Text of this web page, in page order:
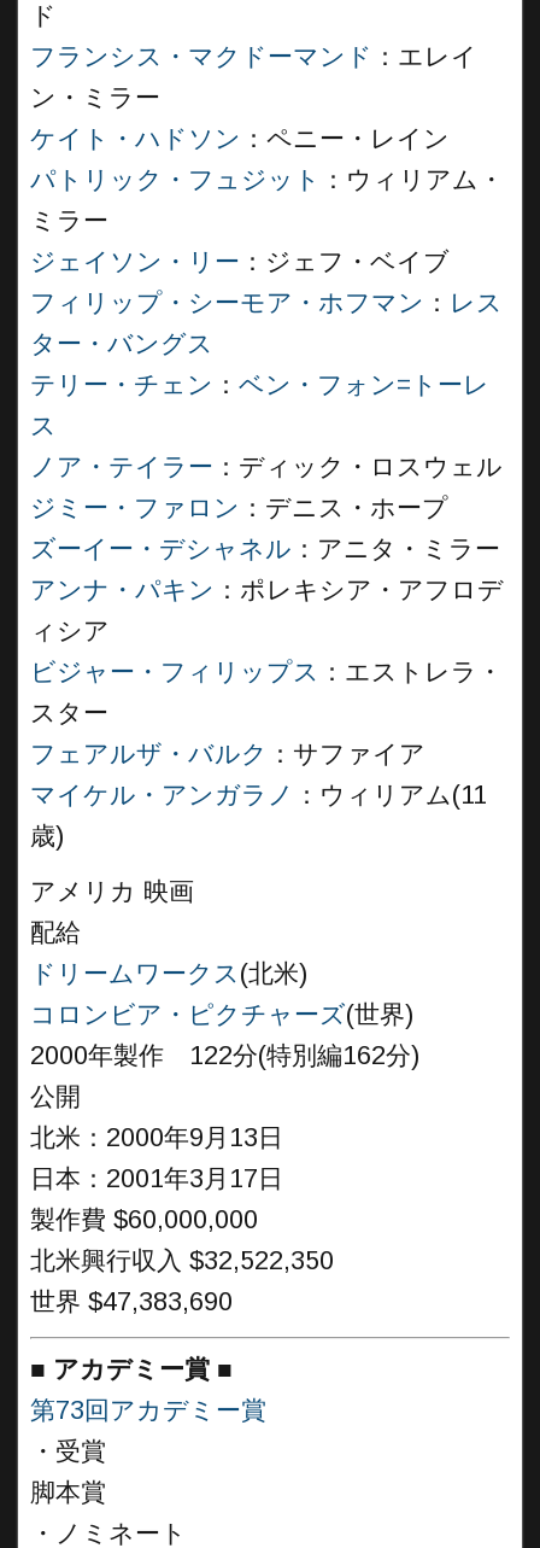
ド
フランシス・マクドーマンド ：エレイ
ン・ミラー
ケイト・ハドソン ：ペニー・レイン
パトリック・フュジット
：ウィリアム・
ミラー
ジェイソン・リー ：ジェフ・ベイブ
フィリップ・シーモア・ホフマン ： レス
ター・バングス
テリー・チェン ： ベン・フォン=トーレ
ス
ノア・テイラー ：ディック・ロスウェル
ジミー・ファロン ：デニス・ホープ
ズーイー・デシャネル ：アニタ・ミラー
アンナ・パキン ：ポレキシア・アフロデ
ィシア
ビジャー・フィリップス ：エストレラ・
スター
フェアルザ・バルク ：サファイア
マイケル・アンガラノ ：ウィリアム(11
歳)
アメリカ 映画
配給
ドリームワークス(北米)
コロンビア・ピクチャーズ(世界)
2000年製作 122分(特別編162分)
公開
北米：2000年9月13日
日本：2001年3月17日
製作費 $60,000,000
北米興行収入 $32,522,350
世界 $47,383,690
■ アカデミー賞 ■
第73回アカデミー賞
・受賞
脚本賞
・ノミネート